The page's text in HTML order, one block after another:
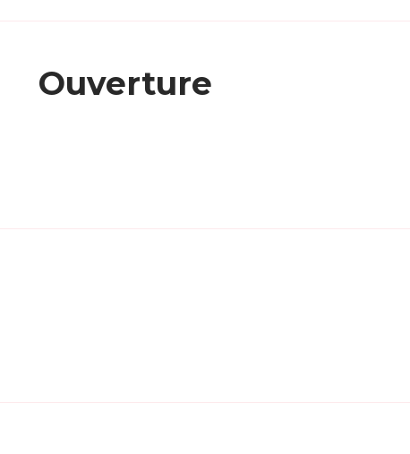
Ouverture